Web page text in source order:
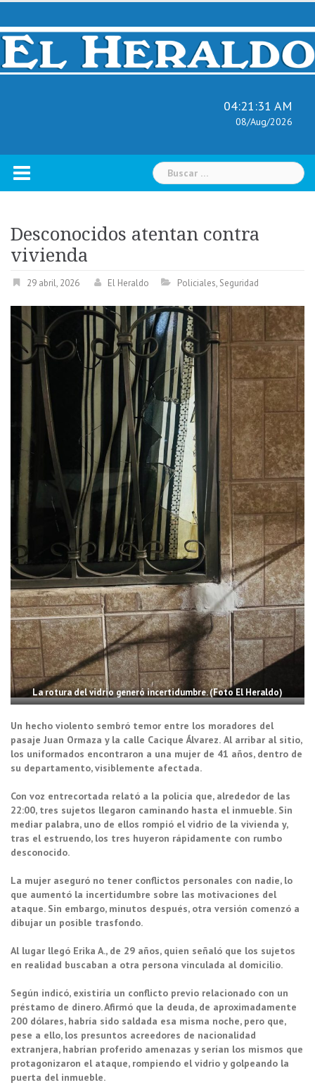
Skip
content
04:21:32 AM
08/Aug/2026
Buscar:
Desconocidos atentan contra
vivienda
29 abril, 2026 El Heraldo Policiales, Seguridad
La rotura del vidrio generó incertidumbre. (Foto El Heraldo)
Un hecho violento sembró temor entre los moradores del
pasaje Juan Ormaza y la calle Cacique Álvarez. Al arribar al sitio,
los uniformados encontraron a una mujer de 41 años, dentro de
su departamento, visiblemente afectada.
Con voz entrecortada relató a la policía que, alrededor de las
22:00, tres sujetos llegaron caminando hasta el inmueble. Sin
mediar palabra, uno de ellos rompió el vidrio de la vivienda y,
tras el estruendo, los tres huyeron rápidamente con rumbo
desconocido.
La mujer aseguró no tener conflictos personales con nadie, lo
que aumentó la incertidumbre sobre las motivaciones del
ataque. Sin embargo, minutos después, otra versión comenzó a
dibujar un posible trasfondo.
Al lugar llegó Erika A., de 29 años, quien señaló que los sujetos
en realidad buscaban a otra persona vinculada al domicilio.
Según indicó, existiría un conflicto previo relacionado con un
préstamo de dinero. Afirmó que la deuda, de aproximadamente
200 dólares, habría sido saldada esa misma noche, pero que,
pese a ello, los presuntos acreedores de nacionalidad
extranjera, habrían proferido amenazas y serían los mismos que
protagonizaron el ataque, rompiendo el vidrio y golpeando la
puerta del inmueble.